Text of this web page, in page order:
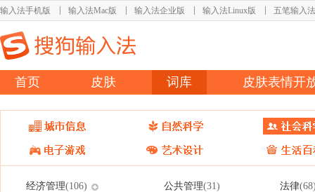
输入法手机版 输入法Mac版 输入法企业版 输入法Linux版 五笔输入法
首页 皮肤 词库 皮肤表情开
经济管理(106) 公共管理(31) 法律